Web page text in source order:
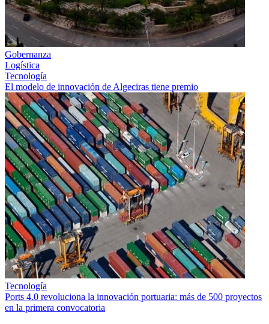
Gobernanza
Logística
Tecnología
El modelo de innovación de Algeciras tiene premio
Tecnología
Ports 4.0 revoluciona la innovación portuaria: más de 500 proyectos
en la primera convocatoria